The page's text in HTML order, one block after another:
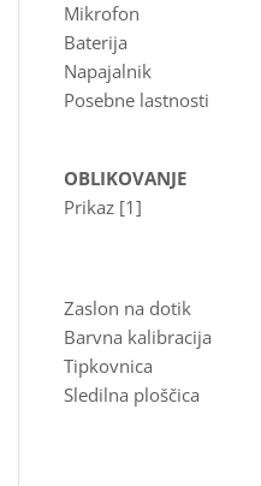
Mikrofon
Baterija
Napajalnik
Posebne lastnosti
OBLIKOVANJE
Prikaz [1]
Zaslon na dotik
Barvna kalibracija
Tipkovnica
Sledilna ploščica